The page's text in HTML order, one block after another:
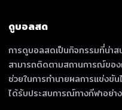
ดูบอลสด
การดูบอลสดเป็นกิจกรรมที่น่าส
สามารถติดตามสถานการณ์ขอ
ช่วยในการทำนายผลการแข่ง
ได้รับประสบการณ์ทางกีฬาอย่า